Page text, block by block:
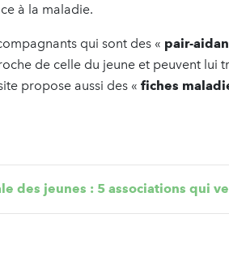
à la maladie.
qui sont des « pair-
de celle du jeune et peuvent lui
propose aussi des « fiches
des jeunes : 5 associations qui